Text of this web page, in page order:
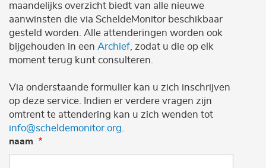
maandelijks overzicht biedt van alle nieuwe
aanwinsten die via ScheldeMonitor beschikbaar
gesteld worden. Alle attenderingen worden ook
bijgehouden in een Archief , zodat u die op elk
moment terug kunt consulteren.
Via onderstaande formulier kan u zich inschrijven
op deze service. Indien er verdere vragen zijn
omtrent te attendering kan u zich wenden tot
info@scheldemonitor.org
naam